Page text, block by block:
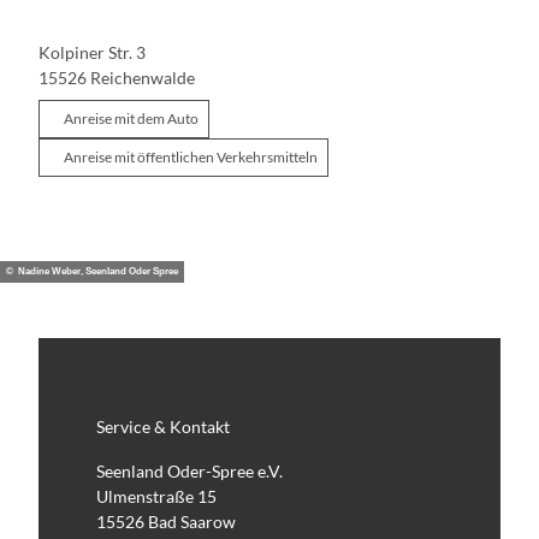
Kolpiner Str. 3
15526 Reichenwalde
Anreise mit dem Auto
Anreise mit öffentlichen Verkehrsmitteln
© Nadine Weber, Seenland Oder Spree
Service & Kontakt
Seenland Oder-Spree e.V.
Ulmenstraße 15
15526 Bad Saarow